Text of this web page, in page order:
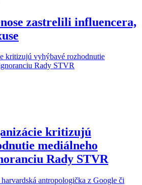
zastrelili influencera,
kritizujú
mediálneho
Rady STVR